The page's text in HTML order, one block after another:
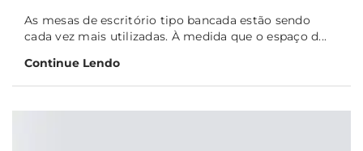
As mesas de escritório tipo bancada estão sendo
cada vez mais utilizadas. À medida que o espaço d...
Continue Lendo